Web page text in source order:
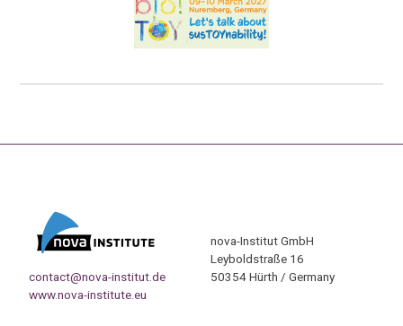
contact@nova-institut.de
www.nova-institute.eu
nova-Institut GmbH
Leyboldstraße 16
50354 Hürth / Germany